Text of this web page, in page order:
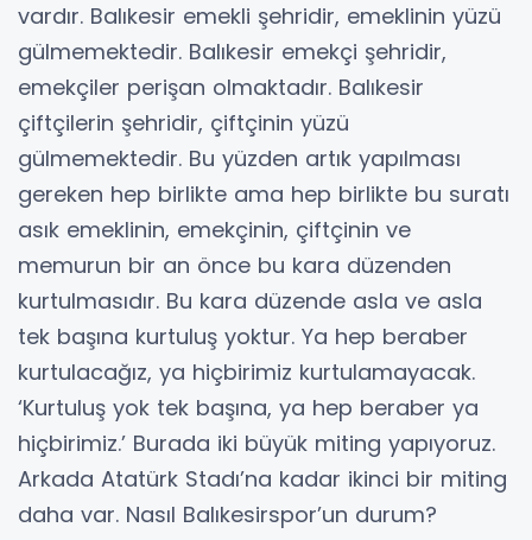
vardır. Balıkesir emekli şehridir, emeklinin yüzü
gülmemektedir. Balıkesir emekçi şehridir,
emekçiler perişan olmaktadır. Balıkesir
çiftçilerin şehridir, çiftçinin yüzü
gülmemektedir. Bu yüzden artık yapılması
gereken hep birlikte ama hep birlikte bu suratı
asık emeklinin, emekçinin, çiftçinin ve
memurun bir an önce bu kara düzenden
kurtulmasıdır. Bu kara düzende asla ve asla
tek başına kurtuluş yoktur. Ya hep beraber
kurtulacağız, ya hiçbirimiz kurtulamayacak.
‘Kurtuluş yok tek başına, ya hep beraber ya
hiçbirimiz.’ Burada iki büyük miting yapıyoruz.
Arkada Atatürk Stadı’na kadar ikinci bir miting
daha var. Nasıl Balıkesirspor’un durum?